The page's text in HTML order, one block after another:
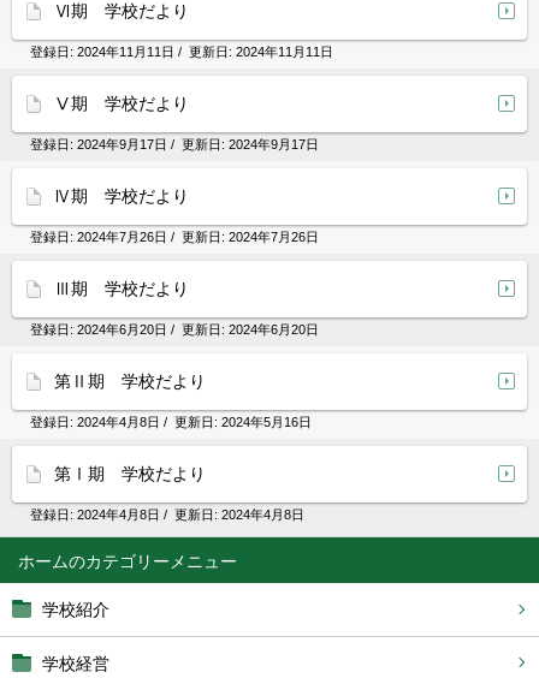
ホーム
学校紹介
学校経営
Ⅵ期 学校だより
登録日: 2024年11月11日 / 更新日: 2024年11月11日
Ⅴ期 学校だより
登録日: 2024年9月17日 / 更新日: 2024年9月17日
Ⅳ期 学校だより
登録日: 2024年7月26日 / 更新日: 2024年7月26日
Ⅲ期 学校だより
登録日: 2024年6月20日 / 更新日: 2024年6月20日
第Ⅱ期 学校だより
登録日: 2024年4月8日 / 更新日: 2024年5月16日
第Ⅰ期 学校だより
登録日: 2024年4月8日 / 更新日: 2024年4月8日